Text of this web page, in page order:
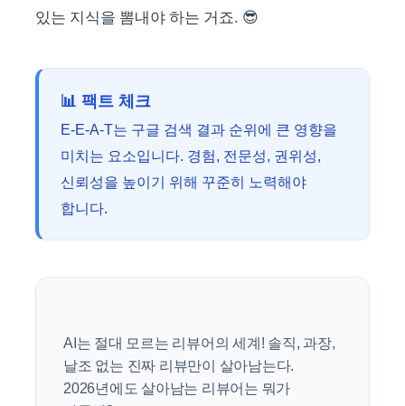
있는 지식을 뽐내야 하는 거죠. 😎
📊 팩트 체크
E-E-A-T는 구글 검색 결과 순위에 큰 영향을
미치는 요소입니다. 경험, 전문성, 권위성,
신뢰성을 높이기 위해 꾸준히 노력해야
합니다.
AI는 절대 모르는 리뷰어의 세계! 솔직, 과장,
날조 없는 진짜 리뷰만이 살아남는다.
2026년에도 살아남는 리뷰어는 뭐가